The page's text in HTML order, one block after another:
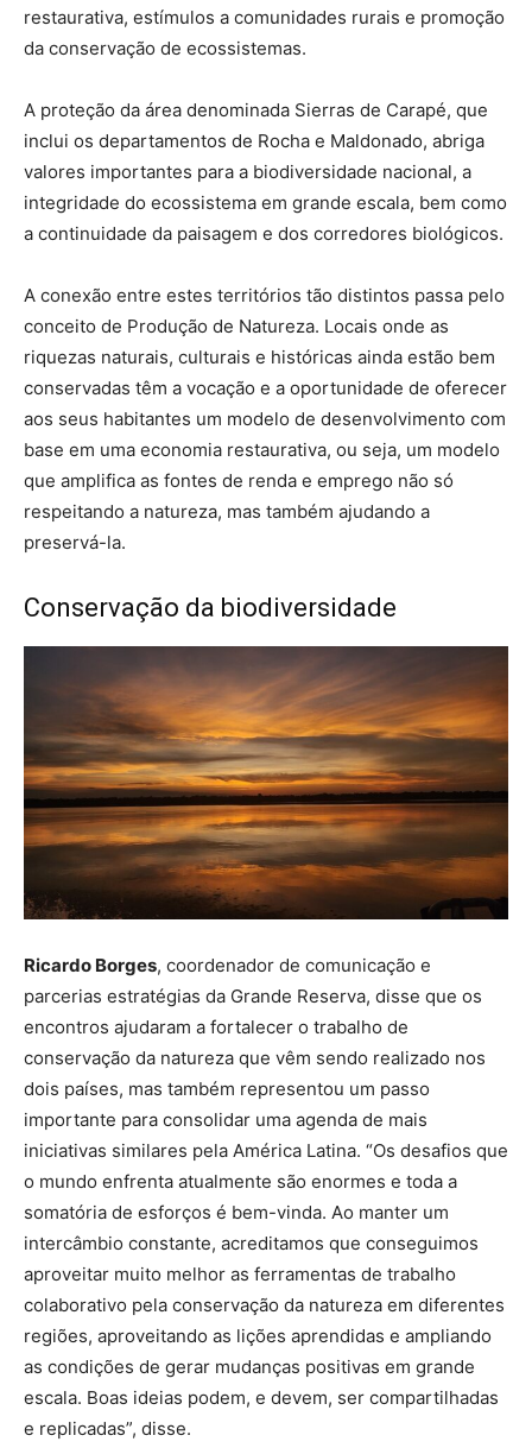
restaurativa, estímulos a comunidades rurais e promoção
da conservação de ecossistemas.
A proteção da área denominada Sierras de Carapé, que
inclui os departamentos de Rocha e Maldonado, abriga
valores importantes para a biodiversidade nacional, a
integridade do ecossistema em grande escala, bem como
a continuidade da paisagem e dos corredores biológicos.
A conexão entre estes territórios tão distintos passa pelo
conceito de Produção de Natureza. Locais onde as
riquezas naturais, culturais e históricas ainda estão bem
conservadas têm a vocação e a oportunidade de oferecer
aos seus habitantes um modelo de desenvolvimento com
base em uma economia restaurativa, ou seja, um modelo
que amplifica as fontes de renda e emprego não só
respeitando a natureza, mas também ajudando a
preservá-la.
Conservação da biodiversidade
Ricardo Borges, coordenador de comunicação e
parcerias estratégias da Grande Reserva, disse que os
encontros ajudaram a fortalecer o trabalho de
conservação da natureza que vêm sendo realizado nos
dois países, mas também representou um passo
importante para consolidar uma agenda de mais
iniciativas similares pela América Latina. “Os desafios que
o mundo enfrenta atualmente são enormes e toda a
somatória de esforços é bem-vinda. Ao manter um
intercâmbio constante, acreditamos que conseguimos
aproveitar muito melhor as ferramentas de trabalho
colaborativo pela conservação da natureza em diferentes
regiões, aproveitando as lições aprendidas e ampliando
as condições de gerar mudanças positivas em grande
escala. Boas ideias podem, e devem, ser compartilhadas
e replicadas”, disse.